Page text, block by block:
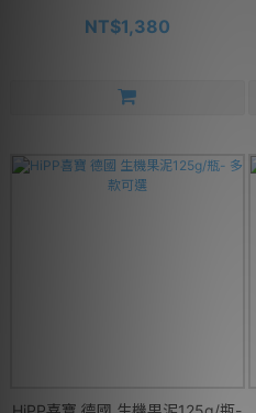
NT$1,380